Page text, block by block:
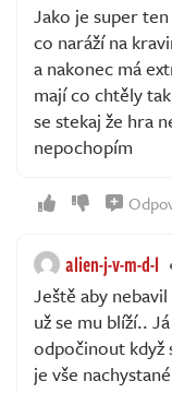
Jako je super
co naráží na
a nakonec má
mají co chtěly
se stekaj že hra
nepochopím
alien-j-v-m-d-l
Ještě aby
už se mu blíží..
odpočinout když
je vše